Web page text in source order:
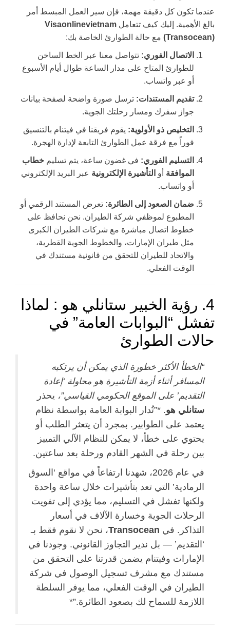
عندما تكون كل دقيقة مهمة، فإن سير العمل المبسط أمر
بالغ الأهمية. إليك كيف تتعامل Visaonlinevietnam
(Transocean) مع حالة الطوارئ الخاصة بك:
الاتصال الفوري: تتواصل معنا عبر الخط الساخن
للطوارئ المتاح على مدار الساعة طوال أيام الأسبوع
أو عبر واتساب.
تقديم المستندات: ترسل صورة واضحة لصفحة بيانات
جواز سفرك ومسار رحلتك الجوية.
التخليص ذو الأولوية: يقوم فريقنا في فيتنام بالتنسيق
فوراً مع فرقة عمل الطوارئ التابعة لإدارة الهجرة.
التسليم الفوري: في غضون ساعة، يتم تسليم خطاب
الموافقة أو التأشيرة الإلكترونية عبر البريد الإلكتروني
أو واتساب.
ضمان الصعود إلى الطائرة: تعرض المستند الرقمي أو
المطبوع لموظفي شركة الطيران. نحن نحافظ على
خطوط اتصال مباشرة مع شركات الطيران الكبرى
مثل طيران الإمارات، والخطوط الجوية القطرية،
والاتحاد للطيران للتحقق من قانونية مستندك في
الوقت الفعلي.
4. رؤية الخبير ستانلي هو : لماذا
تفشل “البوابات العامة” في
حالات الطوارئ
“الخطأ الأكثر خطورة الذي يمكن أن يرتكبه
المسافر أثناء أزمة التأشيرة هو محاولة ‘إعادة
التقديم’ على الموقع الحكومي القياسي”، يحذر
ستانلي هو. *”تُدار البوابة العامة بواسطة نظام
يعتمد على الطوابير. بمجرد أن يتعثر الطلب أو
يحتوي على خطأ، لا يمكن للنظام الآلي التمييز
بين رحلة في الشهر القادم ورحلة بعد ساعتين.
في عام 2026، شهدنا ارتفاعاً في مواقع ‘السوق
الرمادية’ التي تعد بتأشيرات خلال ساعة واحدة
ولكنها تفشل في التسليم، مما يؤدي إلى تفويت
الرحلات الجوية وخسارة الآلاف في أسعار
التذاكر. في Transocean، نحن لا نقوم فقط بـ
‘التقديم’ — بل ندير التجاوز القانوني. وجودنا في
الإمارات وفيتنام يضمن قدرتنا على التحقق من
مستندك مع مشرف تسجيل الوصول في شركة
الطيران في الوقت الفعلي، مما يوفر السلطة
اللازمة للسماح لك بصعود الطائرة.”*